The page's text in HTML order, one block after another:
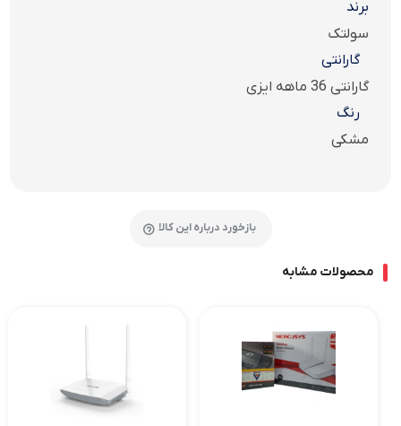
برند
سولتک
گارانتی
گارانتی 36 ماهه ایزی
رنگ
مشکی
بازخورد درباره این کالا
محصولات مشابه